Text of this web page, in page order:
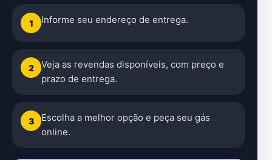
1 Informe seu endereço de entrega.
2
Veja as revendas disponíveis, com preço e
prazo de entrega.
3
Escolha a melhor opção e peça seu gás
online.